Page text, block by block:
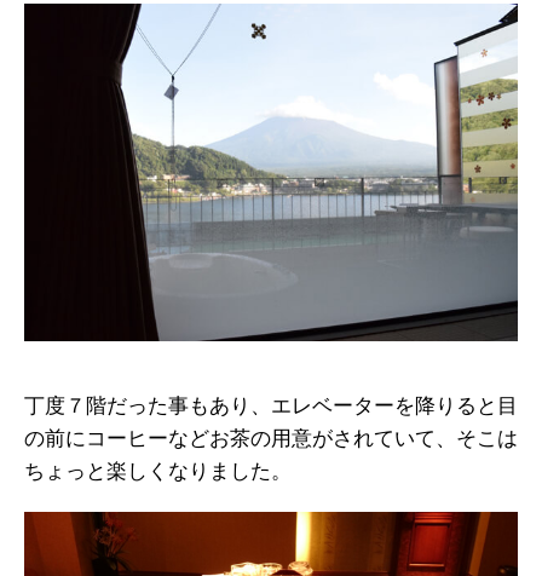
丁度７階だった事もあり、エレベーターを降りると目
の前にコーヒーなどお茶の用意がされていて、そこは
ちょっと楽しくなりました。